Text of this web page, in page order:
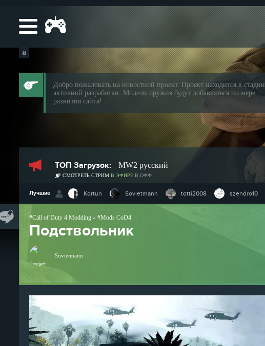
Добро пожаловать на новостной проект. Проект находится в стадии
активной разработки. Модели оружия будут добавляться по мере
развития сайта!
СМОТРЕТЬ СТРИМ В ЭФИРЕ В ОФФ
ТОП Загрузок: MW2 русский
Лучшие Kortun Sovietmann totti2008 szendro10
Call of Duty 4 Modding » Mods CoD4
Подствольник
Sovietmann